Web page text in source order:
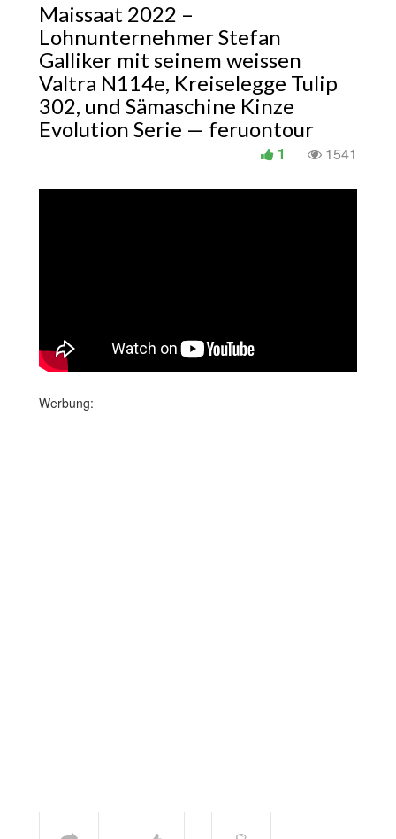
Maissaat 2022 –
Lohnunternehmer Stefan
Galliker mit seinem weissen
Valtra N114e, Kreiselegge Tulip
302, und Sämaschine Kinze
Evolution Serie — feruontour
1541
1
Werbung: